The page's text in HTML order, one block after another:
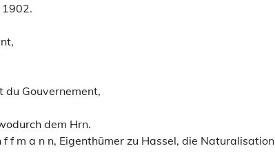
1902.
du Gouvernement,
dem Hrn.
f f m a n n, Eigenthümer zu Hassel, die Naturalisation